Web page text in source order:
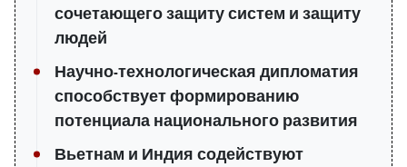
сочетающего защиту систем и защиту
людей
Научно-технологическая дипломатия
способствует формированию
потенциала национального развития
Вьетнам и Индия содействуют